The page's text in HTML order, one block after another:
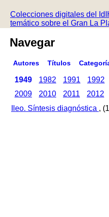
Colecciones digitales del
temático sobre el Gran La
Navegar
Autores Títulos
1949 1982 1991 1992
2009
2010 2011 2012
Ileo. Síntesis diagnóstica ,